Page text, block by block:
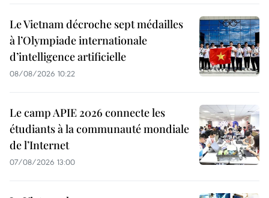
Le Vietnam décroche sept médailles
à l’Olympiade internationale
d’intelligence artificielle
08/08/2026 10:22
Le camp APIE 2026 connecte les
étudiants à la communauté mondiale
de l’Internet
07/08/2026 13:00